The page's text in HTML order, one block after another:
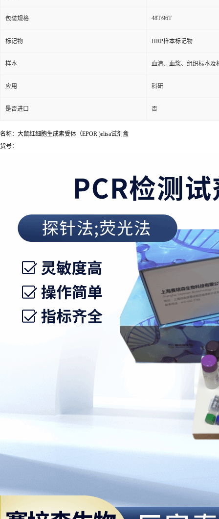
包装规格 48T/96T
标记物 HRP样本标记物
样本 血清、血浆、组织标本及
应用 科研
是否进口 否
名称：大鼠红细胞生成素受体（EPOR )elisa试剂盒
货号：